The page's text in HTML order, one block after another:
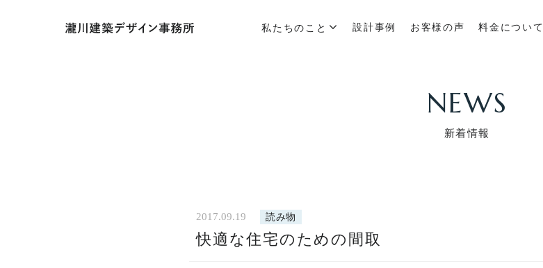
私たちのこと 設計事例 お客様の声 料金について
NEWS
新着情報
2017.09.19 読み物
快適な住宅のための間取
HOME ホーム